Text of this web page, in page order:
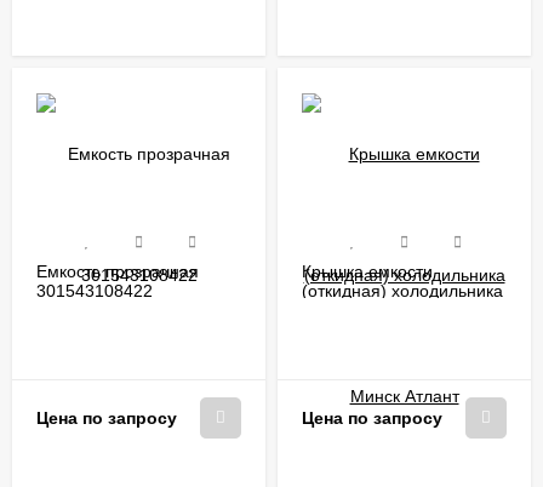
Емкость прозрачная
301543108422
Цена по запросу
Крышка емкости
(откидная) холодильника
Цена по запросу